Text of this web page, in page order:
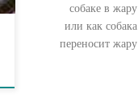
собаке в жару
или как собака
переносит жару